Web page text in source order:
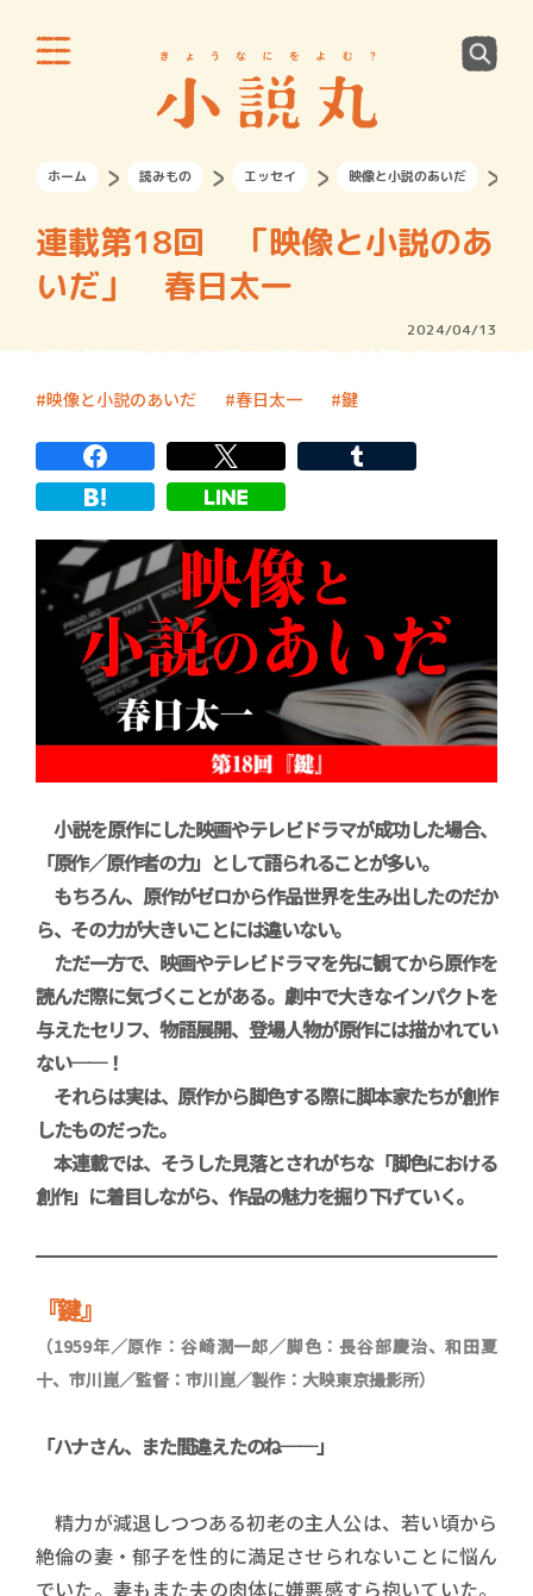
ホーム 読みもの エッセイ 映像と小説のあいだ
連載第18回 「映像と小説のあ
いだ」 春日太一
2024/04/13
映像と小説のあいだ 春日太一 鍵
小説を原作にした映画やテレビドラマが成功した場合、
「原作／原作者の力」として語られることが多い。
もちろん、原作がゼロから作品世界を生み出したのだか
ら、その力が大きいことには違いない。
ただ一方で、映画やテレビドラマを先に観てから原作を
読んだ際に気づくことがある。劇中で大きなインパクトを
与えたセリフ、物語展開、登場人物が原作には描かれてい
ない──！
それらは実は、原作から脚色する際に脚本家たちが創作
したものだった。
本連載では、そうした見落とされがちな「脚色における
創作」に着目しながら、作品の魅力を掘り下げていく。
『鍵』
（1959年／原作：谷崎潤一郎／脚色：長谷部慶治、和田夏
十、市川崑／監督：市川崑／製作：大映東京撮影所）
「ハナさん、また間違えたのね──」
精力が減退しつつある初老の主人公は、若い頃から
絶倫の妻・郁子を性的に満足させられないことに悩ん
でいた。妻もまた夫の肉体に嫌悪感すら抱いていた。